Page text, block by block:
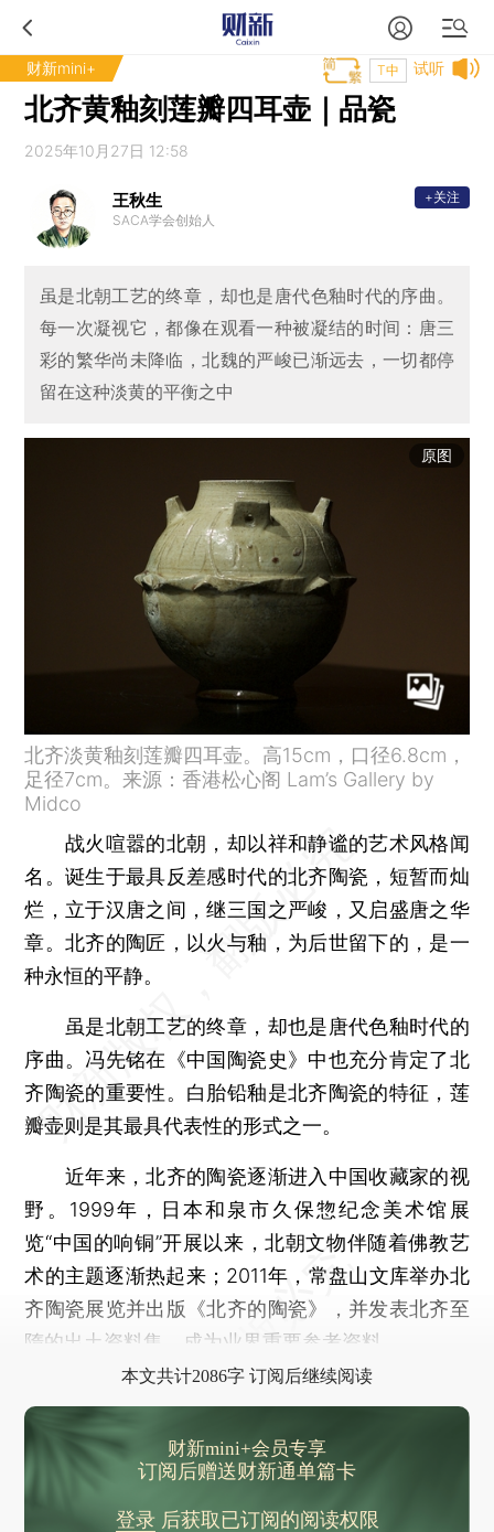
财新mini+ 试听
T中
北齐黄釉刻莲瓣四耳壶｜品瓷
2025年10月27日 12:58
王秋生
SACA学会创始人
+关注
虽是北朝工艺的终章，却也是唐代色釉时代的序曲。
每一次凝视它，都像在观看一种被凝结的时间：唐三
彩的繁华尚未降临，北魏的严峻已渐远去，一切都停
留在这种淡黄的平衡之中
原图
北齐淡黄釉刻莲瓣四耳壶。高15cm，口径6.8cm，
足径7cm。来源：香港松心阁 Lam’s Gallery by
Midco
战火喧嚣的北朝，却以祥和静谧的艺术风格闻
名。诞生于最具反差感时代的北齐陶瓷，短暂而灿
烂，立于汉唐之间，继三国之严峻，又启盛唐之华
章。北齐的陶匠，以火与釉，为后世留下的，是一
种永恒的平静。
虽是北朝工艺的终章，却也是唐代色釉时代的
序曲。冯先铭在《中国陶瓷史》中也充分肯定了北
齐陶瓷的重要性。白胎铅釉是北齐陶瓷的特征，莲
瓣壶则是其最具代表性的形式之一。
近年来，北齐的陶瓷逐渐进入中国收藏家的视
野。1999年，日本和泉市久保惣纪念美术馆展
览“中国的响铜”开展以来，北朝文物伴随着佛教艺
术的主题逐渐热起来；2011年，常盘山文库举办北
齐陶瓷展览并出版《北齐的陶瓷》，并发表北齐至
隋的出土资料集，成为业界重要参考资料。
本文共计2086字 订阅后继续阅读
财新mini+会员专享
订阅后赠送财新通单篇卡
登录后获取已订阅的阅读权限